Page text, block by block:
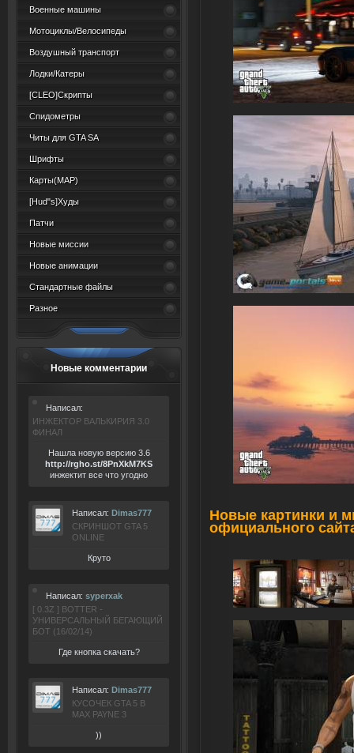
Военные машины
Мотоциклы/Велосипеды
Воздушный транспорт
Лодки/Катеры
[CLEO]Скрипты
Спидометры
Читы для GTA SA
Шрифты
Карты(MAP)
[Hud"s]Худы
Патчи
Новые миссии
Новые анимации
Стандартные файлы
Разное
Новые комментарии
Написал:
ИНЖЕКТОР ВАЛЬКИРИЯ 3.0
ФИНАЛ
Нашла новую версию 3.6
http://rgho.st/8PnXkM7KS
инжектит все что угодно
Написал: Dimas777
СКРИНШОТ GTA 5
ONLINE
Круто
Написал: syperxak
[ 0.3Z ] BOTTER -
УНИВЕРСАЛЬНЫЙ БЕГАЮЩИЙ
БОТ (16/02/14)
Где кнопка скачать?
Написал: Dimas777
КУСОЧЕК GTA 5 В
MAX PAYNE 3
))
Новые картинки и
официального